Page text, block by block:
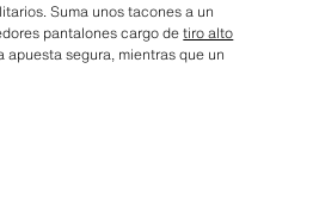
Suma unos tacones a un
pantalones cargo detiro alto
apuesta segura, mientras que un